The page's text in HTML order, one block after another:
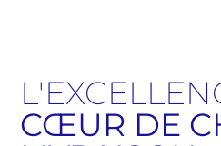
CŒUR DE